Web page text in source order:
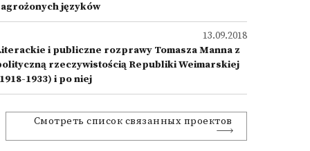
języków
13.09.2018
i publiczne rozprawy Tomasza Manna z
rzeczywistością Republiki Weimarskiej
1933) i po niej
Смотреть список связанных проектов